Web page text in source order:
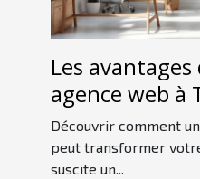
Les
agence web à
votre
Découvrir comment
peut transformer
suscite un...